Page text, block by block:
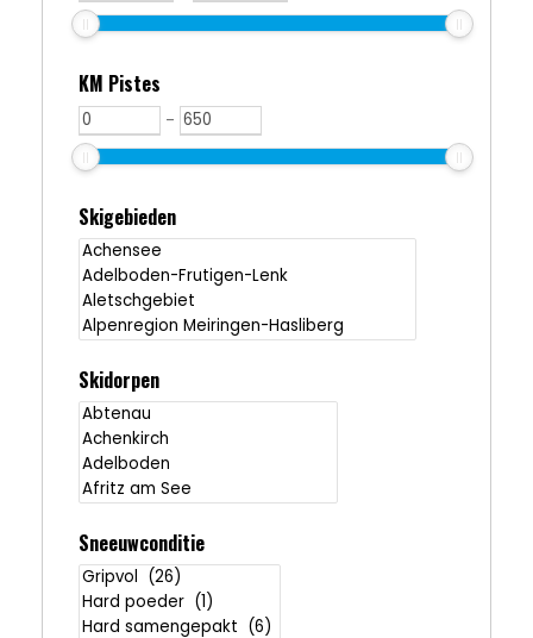
KM Pistes
-
Skigebieden
Skidorpen
Sneeuwconditie